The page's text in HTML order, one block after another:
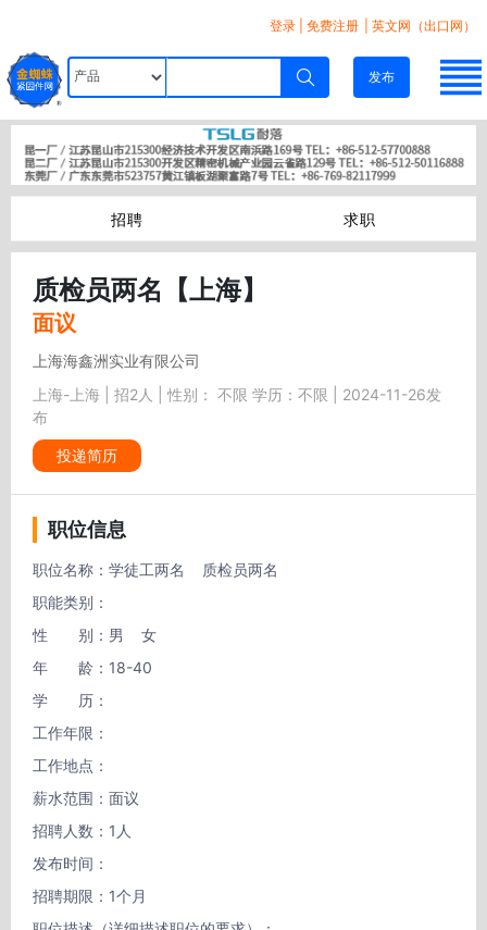
登录 免费注册 | 英文网（出口网）
发布
招聘 求职
质检员两名【上海】
面议
上海海鑫洲实业有限公司
上海-上海 | 招2人 | 性别： 不限 学历：不限 | 2024-11-26发
布
投递简历
职位信息
职位名称：学徒工两名    质检员两名
职能类别：
性　　别：男    女
年　　龄：18-40
学　　历：
工作年限：
工作地点：
薪水范围：面议
招聘人数：1人
发布时间：
招聘期限：1个月